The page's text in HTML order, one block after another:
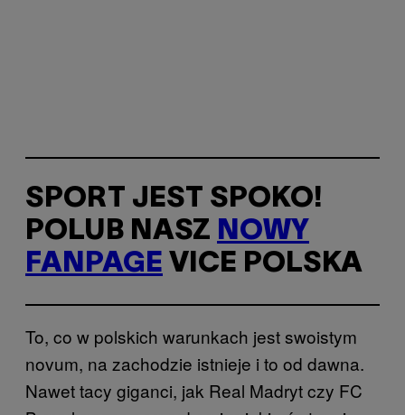
SPORT JEST SPOKO!
POLUB NASZ NOWY
FANPAGE VICE POLSKA
To, co w polskich warunkach jest swoistym
novum, na zachodzie istnieje i to od dawna.
Nawet tacy giganci, jak Real Madryt czy FC